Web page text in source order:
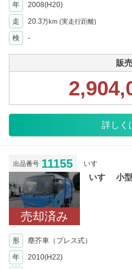
年
2008(H20)
走 20.3万km (実走行距離)
検
-
販
詳しく
出品番号 11155 いすゞ
売却済み
いすゞ 小
形 塵芥車（プレス式）
年
2010(H22)